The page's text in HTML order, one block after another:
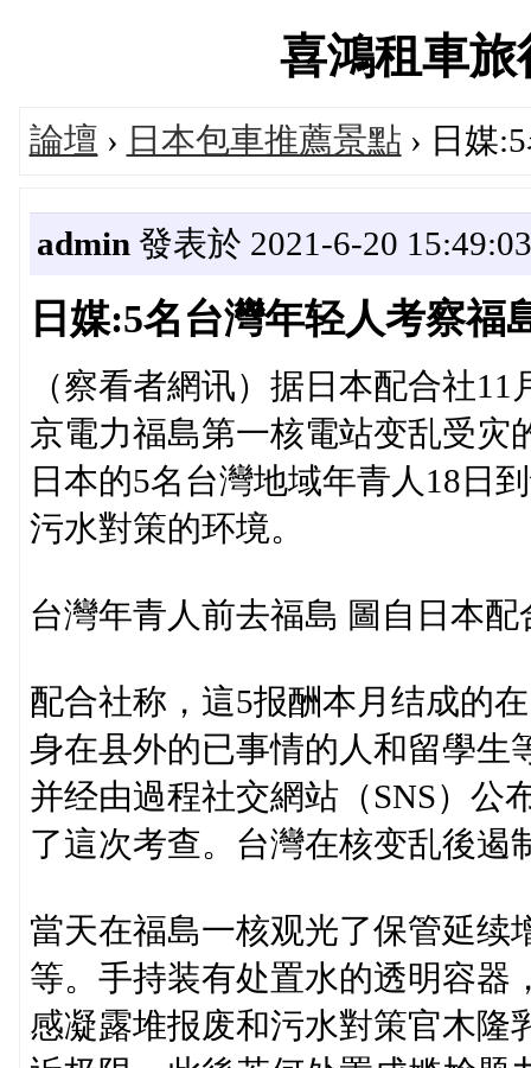
喜鴻租車
論壇 › 日本包車推薦景點 › 日媒
admin 發表於 2021-6-20 15:49:03
日媒:5名台灣年轻人考察福
（察看者網讯）据日本配合社
京電力福島第一核電站变乱受灾
日本的5名台灣地域年青人18日
污水對策的环境。
台灣年青人前去福島 圖自日本配
配合社称，這5报酬本月结成的
身在县外的已事情的人和留學生
并经由過程社交網站（SNS）公
了這次考查。台灣在核变乱後遏
當天在福島一核观光了保管延续
等。手持装有处置水的透明容器
感凝露堆报废和污水對策官木隆